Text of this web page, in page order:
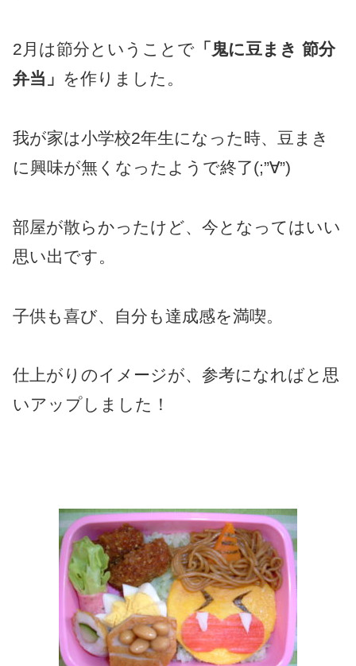
2月は節分ということで 「鬼に豆まき 節分
弁当」 を作りました。
我が家は小学校2年生になった時、豆まき
に興味が無くなったようで終了(;”∀”)
部屋が散らかったけど、今となってはいい
思い出です。
子供も喜び、自分も達成感を満喫。
仕上がりのイメージが、参考になればと思
いアップしました！